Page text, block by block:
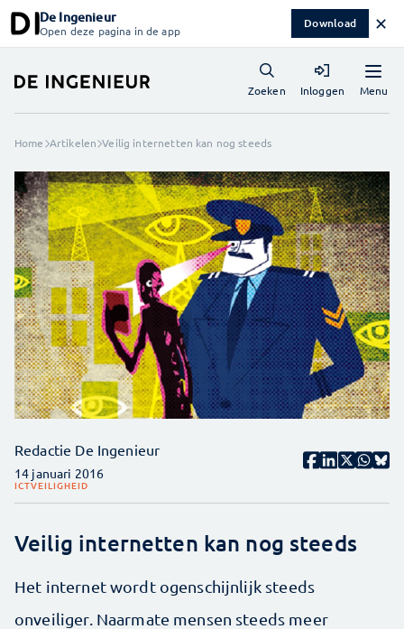
De Ingenieur
Open deze pagina in de app Download ✕
Menu
Zoeken Inloggen
Home Artikelen Veilig internetten kan nog steeds
Redactie De Ingenieur
14 januari 2016
ICTVEILIGHEID
Veilig internetten kan nog steeds
Het internet wordt ogenschijnlijk steeds
onveiliger. Naarmate mensen steeds meer